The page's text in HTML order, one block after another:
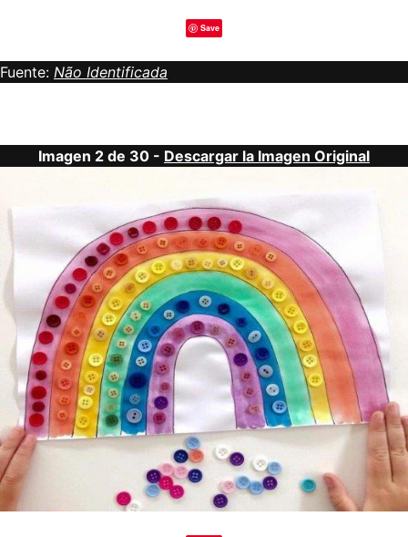
Save
Fuente: Não Identificada
Imagen 2 de 30 - Descargar la Imagen Original